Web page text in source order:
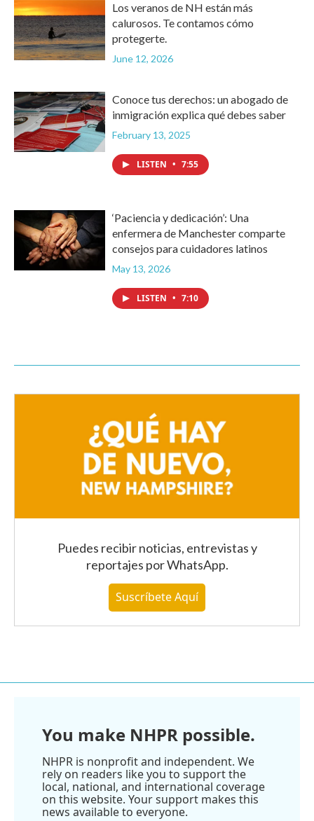
Los veranos de NH están más
calurosos. Te contamos cómo
protegerte.
June 12, 2026
Conoce tus derechos: un abogado de
inmigración explica qué debes saber
February 13, 2025
LISTEN • 7:55
‘Paciencia y dedicación’: Una
enfermera de Manchester comparte
consejos para cuidadores latinos
May 13, 2026
LISTEN • 7:10
Puedes recibir noticias, entrevistas y
reportajes por WhatsApp.
Suscríbete Aquí
You make NHPR possible.
NHPR is nonprofit and independent. We
rely on readers like you to support the
local, national, and international coverage
on this website. Your support makes this
news available to everyone.